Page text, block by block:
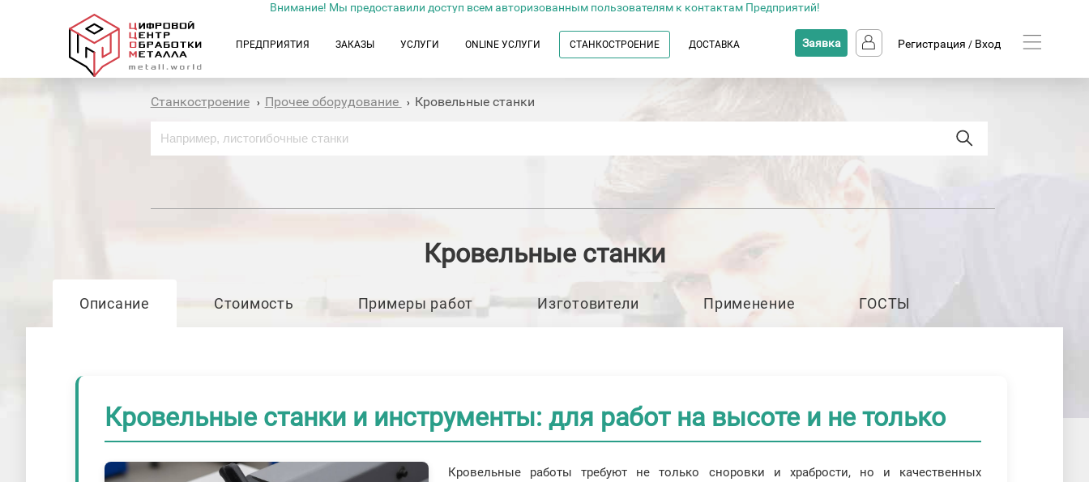
Внимание! Мы предоставили доступ всем авторизованным пользователям к контактам Предприятий!
ПРЕДПРИЯТИЯ ЗАКАЗЫ УСЛУГИ ONLINE УСЛУГИ СТАНКОСТРОЕНИЕ ДОСТАВКА Заявка Регистрация / Вход
Станкостроение› Прочее оборудование › Кровельные станки
Кровельные станки
Описание Стоимость Примеры работ Изготовители Применение ГОСТЫ
Кровельные станки и инструменты: для работ на высоте и не только
Кровельные работы требуют не только сноровки и храбрости, но и качественных